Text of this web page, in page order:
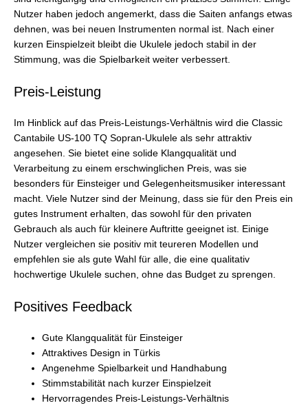
Nutzer haben jedoch angemerkt, dass die Saiten anfangs etwas
dehnen, was bei neuen Instrumenten normal ist. Nach einer
kurzen Einspielzeit bleibt die Ukulele jedoch stabil in der
Stimmung, was die Spielbarkeit weiter verbessert.
Preis-Leistung
Im Hinblick auf das Preis-Leistungs-Verhältnis wird die Classic
Cantabile US-100 TQ Sopran-Ukulele als sehr attraktiv
angesehen. Sie bietet eine solide Klangqualität und
Verarbeitung zu einem erschwinglichen Preis, was sie
besonders für Einsteiger und Gelegenheitsmusiker interessant
macht. Viele Nutzer sind der Meinung, dass sie für den Preis ein
gutes Instrument erhalten, das sowohl für den privaten
Gebrauch als auch für kleinere Auftritte geeignet ist. Einige
Nutzer vergleichen sie positiv mit teureren Modellen und
empfehlen sie als gute Wahl für alle, die eine qualitativ
hochwertige Ukulele suchen, ohne das Budget zu sprengen.
Positives Feedback
Gute Klangqualität für Einsteiger
Attraktives Design in Türkis
Angenehme Spielbarkeit und Handhabung
Stimmstabilität nach kurzer Einspielzeit
Hervorragendes Preis-Leistungs-Verhältnis